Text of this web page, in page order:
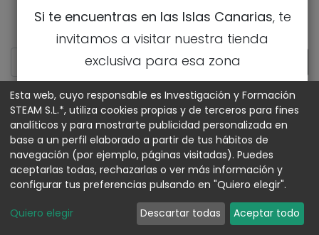
Si te encuentras en las Islas Canarias, te
invitamos a visitar nuestra tienda
exclusiva para esa zona
IR A LA TIENDA DE CANARIAS
MOSTRAR CATEGORÍAS
Esta web, cuyo responsable es Investigación y Formación
STEAM S.L.*, utiliza cookies propias y de terceros para fines
analíticos y para mostrarte publicidad personalizada en
base a un perfil elaborado a partir de tus hábitos de
navegación (por ejemplo, páginas visitadas). Puedes
aceptarlas todas, rechazarlas o ver más información y
configurar tus preferencias pulsando en "Quiero elegir".
Quiero elegir Descartar todas Aceptar todo